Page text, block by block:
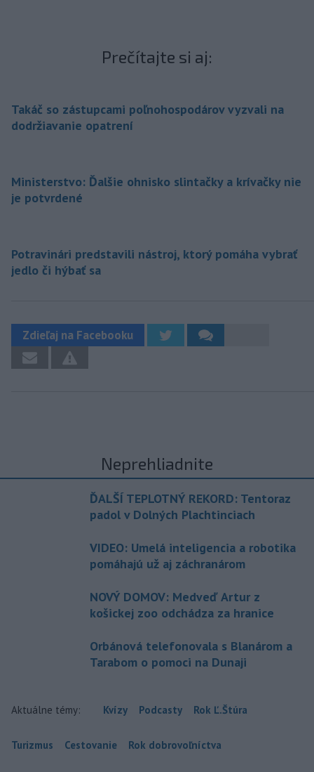
Prečítajte si aj:
Takáč so zástupcami poľnohospodárov vyzvali na
dodržiavanie opatrení
Ministerstvo: Ďalšie ohnisko slintačky a krívačky nie
je potvrdené
Potravinári predstavili nástroj, ktorý pomáha vybrať
jedlo či hýbať sa
Zdieľaj na Facebooku
Neprehliadnite
ĎALŠÍ TEPLOTNÝ REKORD: Tentoraz
padol v Dolných Plachtinciach
VIDEO: Umelá inteligencia a robotika
pomáhajú už aj záchranárom
NOVÝ DOMOV: Medveď Artur z
košickej zoo odchádza za hranice
Orbánová telefonovala s Blanárom a
Tarabom o pomoci na Dunaji
Aktuálne témy: Kvízy Podcasty Rok Ľ.Štúra
Turizmus Cestovanie Rok dobrovoľníctva